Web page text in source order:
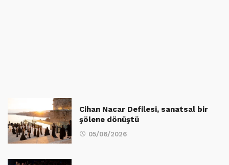
Cihan Nacar Defilesi, sanatsal bir
şölene dönüştü
05/06/2026